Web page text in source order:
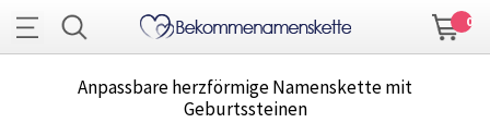
0
Anpassbare herzförmige Namenskette mit
Geburtssteinen